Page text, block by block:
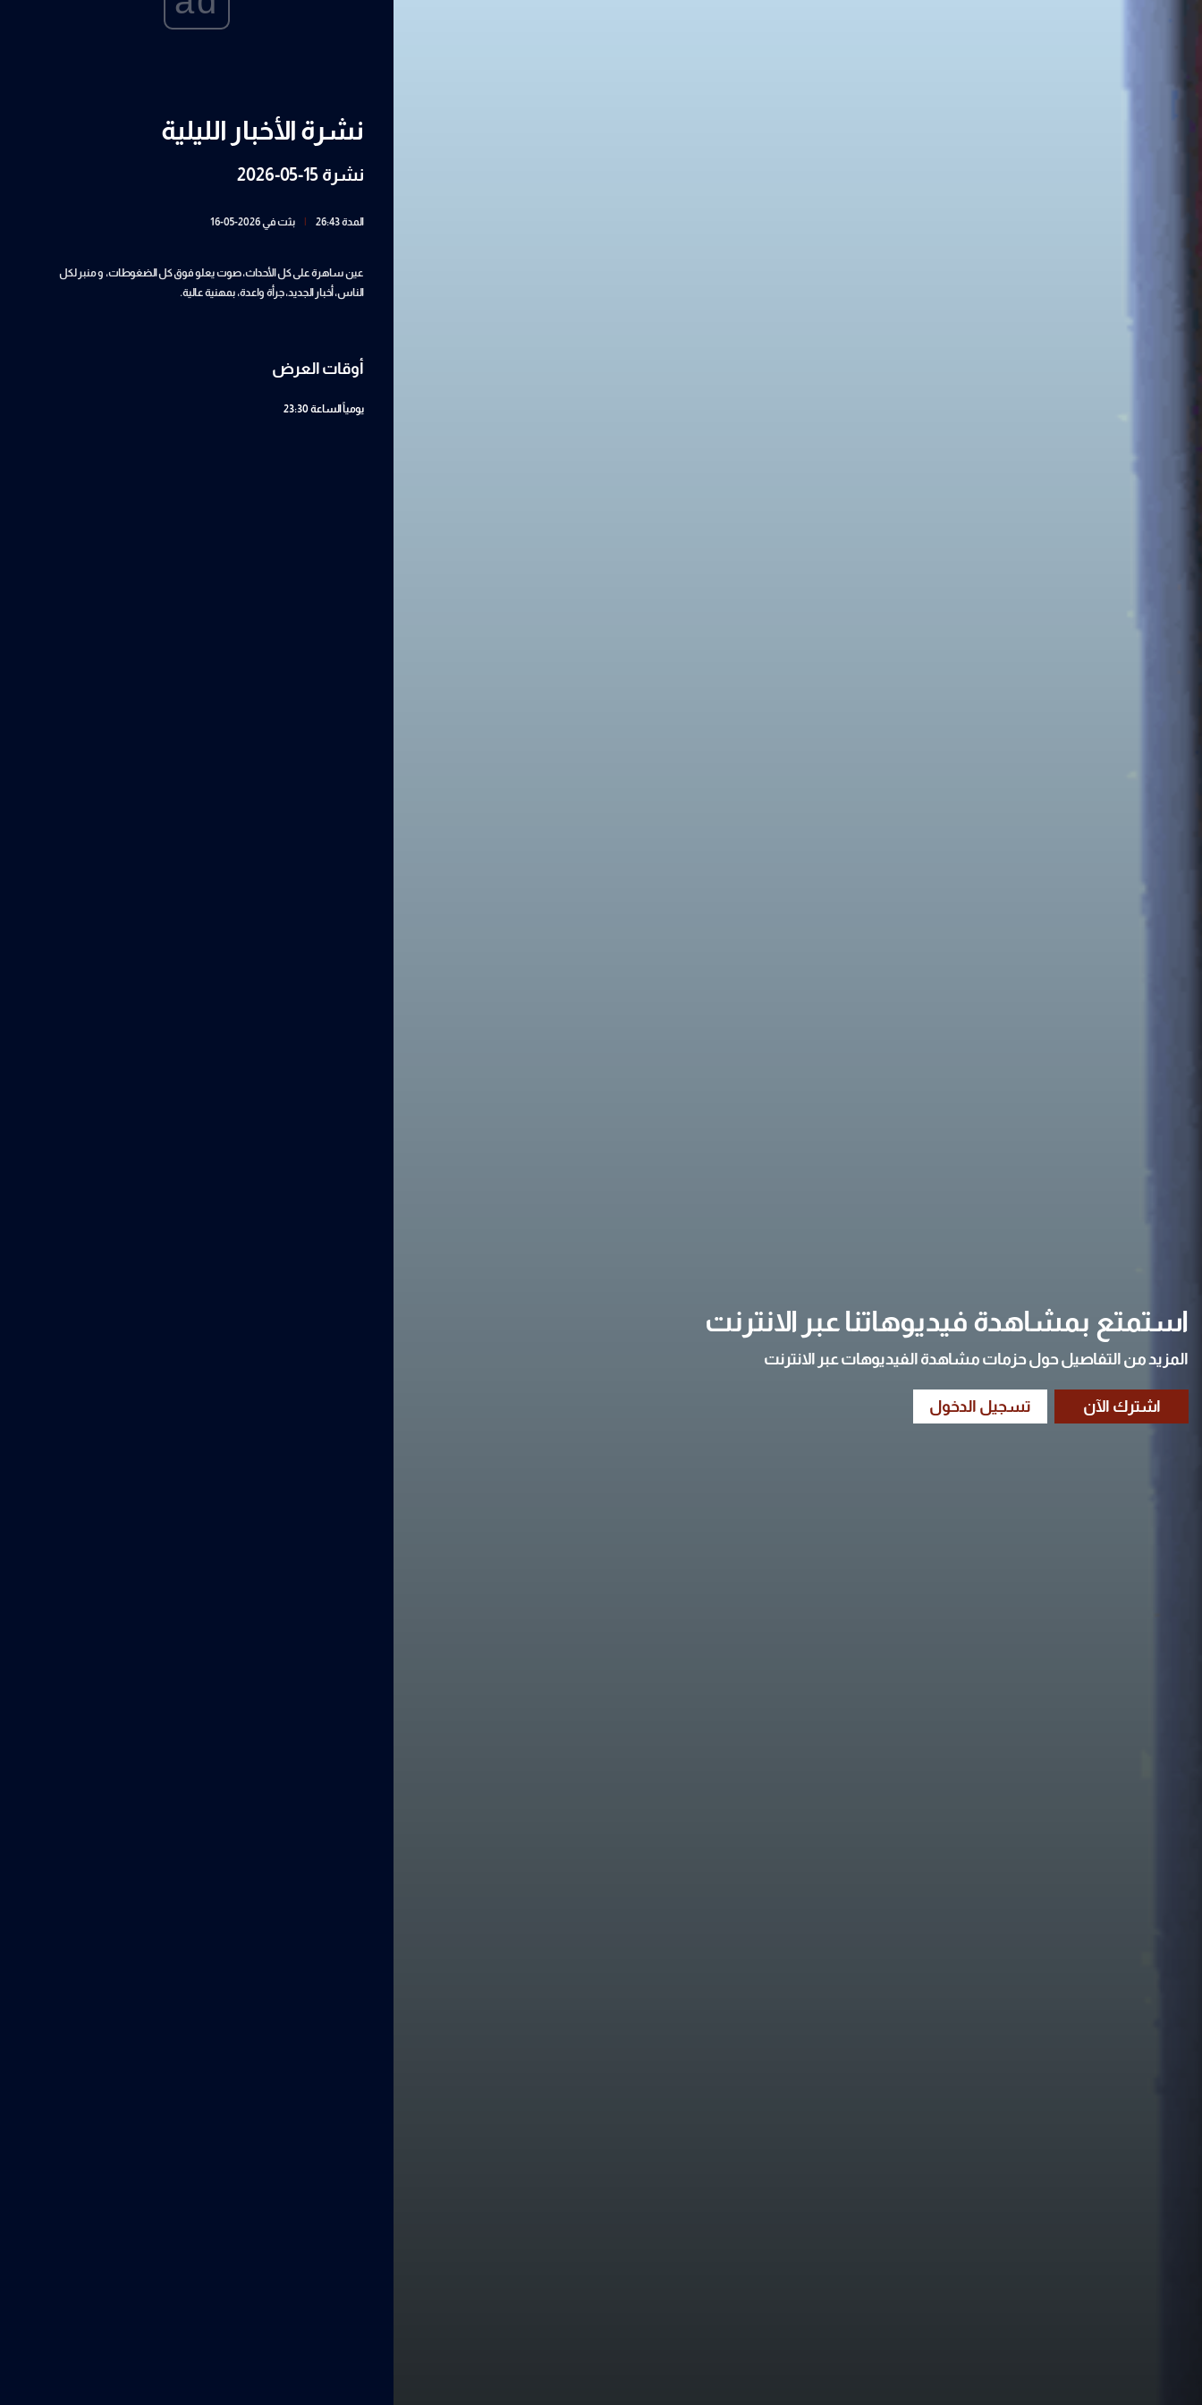
استمتع بمشاهدة فيديوهاتنا عبر الانترنت
المزيد من التفاصيل حول حزمات مشاهدة الفيديوهات عبر الانترنت
نشرة الأخبار الليلية
نشرة 15-05-2026
المدة 26:43 بثت في 2026-05-16
عين ساهرة على كل الأحداث، صوت يعلو فوق كل الضغوطات، و منبر لكل
الناس، أخبار الجديد، جرأة واعدة، بمهنية عالية.
أوقات العرض
يومياًالساعة 23:30